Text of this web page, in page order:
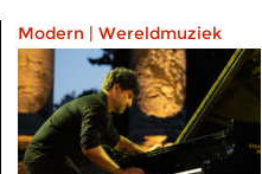
Modern | Wereldmuziek